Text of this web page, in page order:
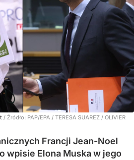
/ Źródło: PAP/EPA / TERESA SUAREZ / OLIVIER
Francji Jean-Noel
wpisie Elona Muska w jego